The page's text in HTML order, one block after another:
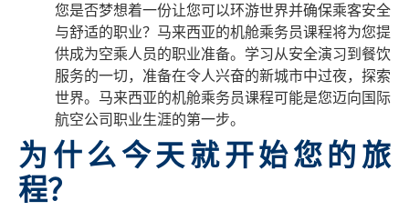
您是否梦想着一份让您可以环游世界并确保乘客安全
与舒适的职业？马来西亚的机舱乘务员课程将为您提
供成为空乘人员的职业准备。学习从安全演习到餐饮
服务的一切，准备在令人兴奋的新城市中过夜，探索
世界。马来西亚的机舱乘务员课程可能是您迈向国际
航空公司职业生涯的第一步。
为什么今天就开始您的旅
程？